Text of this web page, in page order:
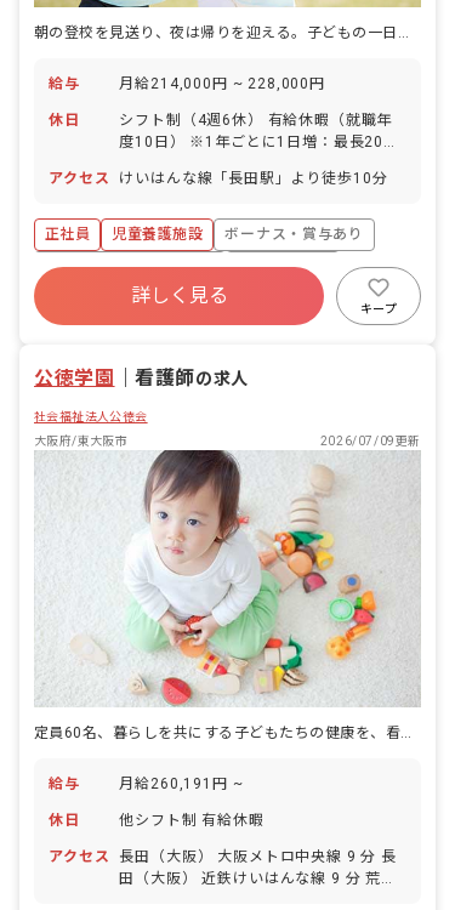
給与 月給214,000円 ~ 228,000円
休日
シフト制（4週6休） 有給休暇（就職年
度10日） ※1年ごとに1日増：最長20日
アクセス
けいはんな線「長田駅」より徒歩10分
正社員 児童養護施設
ボーナス・賞与あり
寮・住宅・家賃補助あり
社会保険完備
退職金制度
昇給昇進あり
詳しく見る
キープ
公徳学園 ｜看護師の求人
社会福祉法人公徳会
大阪府/東大阪市
2026/07/09更新
定員60名、暮らしを共にする子どもたちの健康を、看護の視点で見守る仕事です。
給与 月給260,191円 ~
休日 他シフト制 有給休暇
アクセス
長田（大阪） 大阪メトロ中央線 9 分 長
田（大阪） 近鉄けいはんな線 9 分 荒本